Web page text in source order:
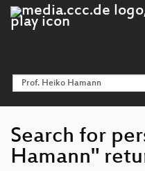
Search for
Hamann"